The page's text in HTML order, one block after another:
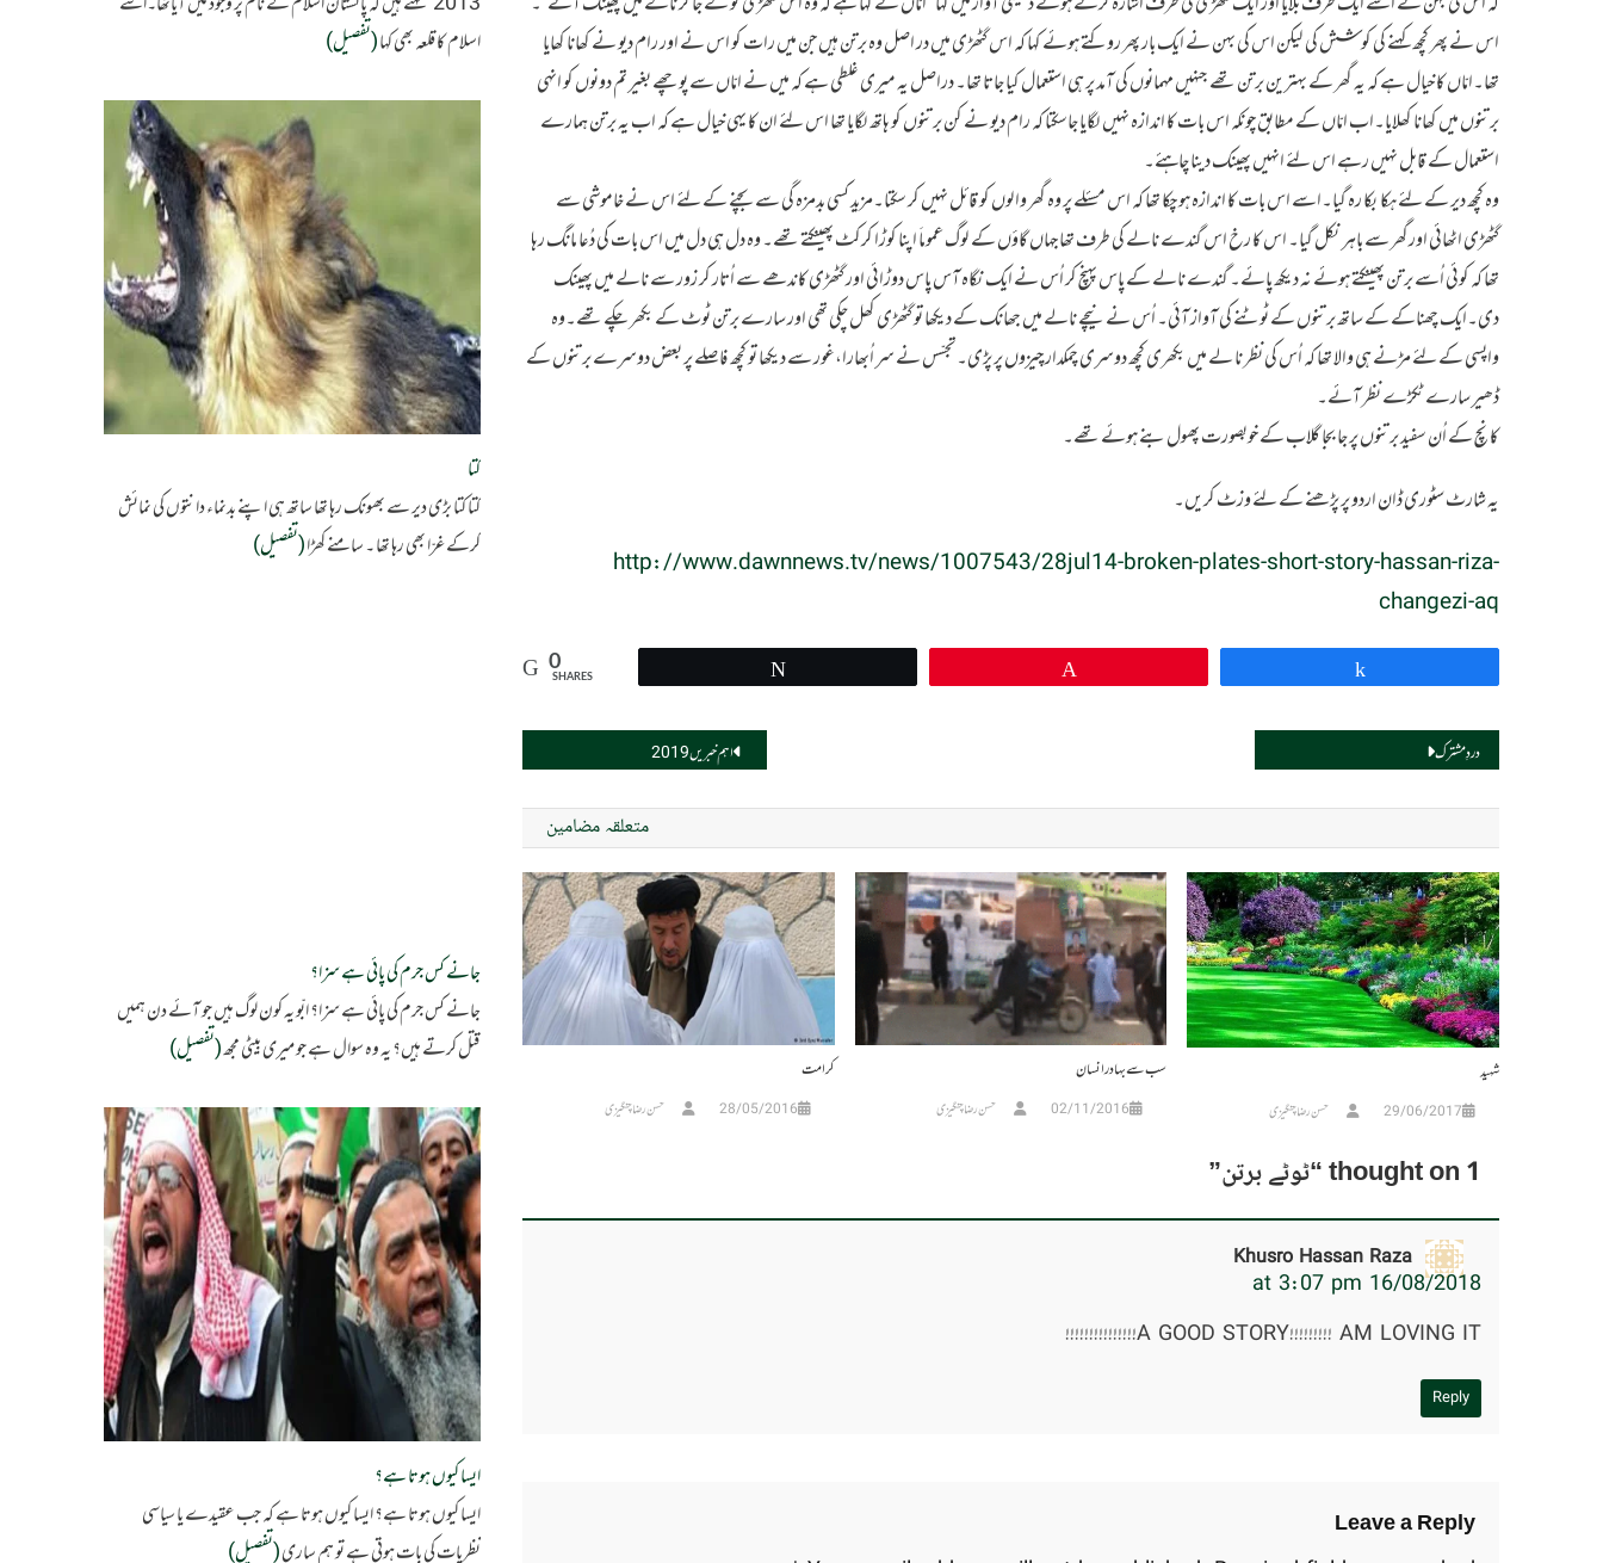
اس نے پھر کچھ کہنے کی کوشش کی لیکن اس کی بہن نے ایک بار پھر روکتے ہوئے کہا کہ اس گٹھڑی میں در اصل وہ برتن ہیں جن میں رات کو اس نے اور رام دیو نے کھانا کھایا
تھا۔امّاں کا خیال ہے کہ یہ گھر کے بہترین برتن تھے جنہیں مہمانوں کی آمد پر ہی استعمال کیا جاتا تھا۔ دراصل یہ میری غلطی ہے کہ میں نے امّاں سے پوچھے بغیر تم دونوں کو انہی
برتنوں میں کھانا کھلایا۔اب امّاں کے مطابق چونکہ اس بات کا اندازہ نہیں لگایا جاسکتا کہ رام دیو نے کن برتنوں کو ہاتھ لگایا تھا اس لئے ان کا یہی خیال ہے کہ اب یہ برتن ہمارے
استعمال کے قابل نہیں رہے اس لئے انہیں پھینک دینا چاہئے۔
وہ کچھ دیر کے لئے ہکا بکا رہ گیا۔اسے اس بات کا اندازہ ہو چکا تھا کہ اس مسئلے پر وہ گھر والوں کو قائل نہیں کر سکتا۔مزید کسی بدمزہ گی سے بچنے کے لئے اس نے خاموشی سے
گٹھڑی اٹھائی اورگھر سے باہر نکل گیا۔ اس کا رخ اس گندے نالے کی طرف تھا جہاں گاؤں کے لوگ عموماَ اپنا کوڑا کرکٹ پھینکتے تھے۔ وہ دل ہی دل میں اس بات کی دُعا مانگ رہا
تھا کہ کوئی اُسے برتن پھینکتے ہوئے نہ دیکھ پائے۔ گندے نالے کے پاس پہنچ کر اُس نے ایک نگاہ آس پاس دوڑائی اور گٹھڑی کاندھے سے اُتار کر زور سے نالے میں پھینک
دی۔ایک چھناکے کے ساتھ برتنوں کے ٹوٹنے کی آواز آئی۔ اُس نے نیچے نالے میں جھانک کے دیکھا تو گٹھڑی کھل چکی تھی اور سارے برتن ٹوٹ کے بکھر چکے تھے۔وہ
واپسی کے لئے مڑنے ہی والا تھا کہ اُس کی نظر نا لے میں بکھری کچھ دوسری چمکدار چیزوں پر پڑی۔تجسّس نے سر اُبھارا،غور سے دیکھا تو کچھ فاصلے پر بعض دوسرے برتنوں کے
ڈھیر سارے ٹکڑے نظر آئے۔
کانچ کے اُن سفید برتنوں پر جا بجا گلاب کے خوبصورت پھول بنے ہوئے تھے۔
یہ شارٹ سٹوری ڈان اردو پر پڑھنے کے لئے وزٹ کریں۔
http://www.dawnnews.tv/news/1007543/28jul14-broken-plates-short-story-hassan-riza-
changezi-aq
0
SHARES
Post
navigation
اہم خبریں 2019 دردِ مشترک
متعلقہ مضامین
کرامت
28/05/2016 حسن رضا چنگیزی
سب سے بہادر انسان
02/11/2016 حسن رضا چنگیزی
شہید
29/06/2017 حسن رضا چنگیزی
1 thought on “ ٹوٹے برتن”
Khusro Hassan Raza
16/08/2018 at 3:07 pm
A GOOD STORY!!!!!!!!! AM LOVING IT!!!!!!!!!!!!!!!
Reply
Leave a Reply
اسلام کا قلعہ بھی کہا(تفصیل)
کتا
کتا کتا بڑی دیر سے بھونک رہا تھا ساتھ ہی اپنے بدنماء دانتوں کی نمائش
کرکے غرّا بھی رہا تھا ۔ سامنے کھڑا(تفصیل)
جانے کس جرم کی پائی ہے سزا؟
جانے کس جرم کی پائی ہے سزا؟ ابّو یہ کون لوگ ہیں جو آئے دن ہمیں
قتل کرتے ہیں؟ یہ وہ سوال ہے جو میری بیٹی مجھ(تفصیل)
ایسا کیوں ہوتا ہے؟
ایسا کیوں ہوتا ہے؟ ایسا کیوں ہوتا ہے کہ جب عقیدے یا سیاسی
نظریات کی بات ہوتی ہے تو ہم ساری(تفصیل)